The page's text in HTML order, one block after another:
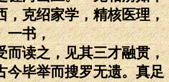
，克绍家学，精核医理，
一书，
而读之，见其三才融贯，
今毕举而搜罗无遗。真足